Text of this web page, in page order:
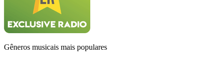
Gêneros musicais mais populares